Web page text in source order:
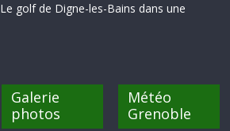
Le golf de Digne-les-Bains dans une
Galerie
photos
Météo
Grenoble